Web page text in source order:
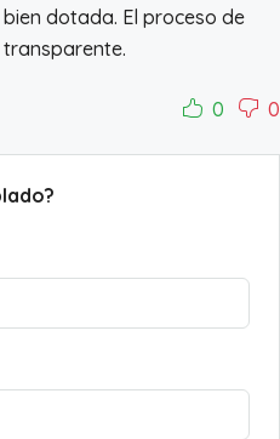
dotada. El proceso de
0 0